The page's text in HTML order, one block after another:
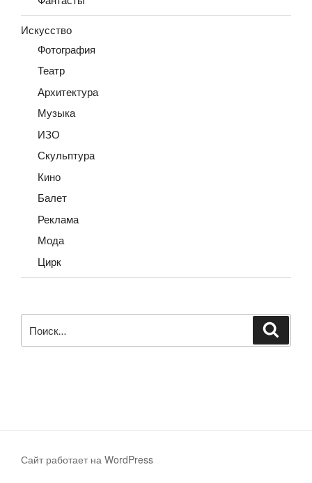
Искусство
Фотография
Театр
Архитектура
Музыка
ИЗО
Скульптура
Кино
Балет
Реклама
Мода
Цирк
Сайт работает на WordPress